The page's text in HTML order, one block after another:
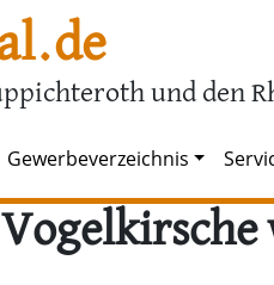
und den
Gewerbeverzeichnis
Vogelkirsche